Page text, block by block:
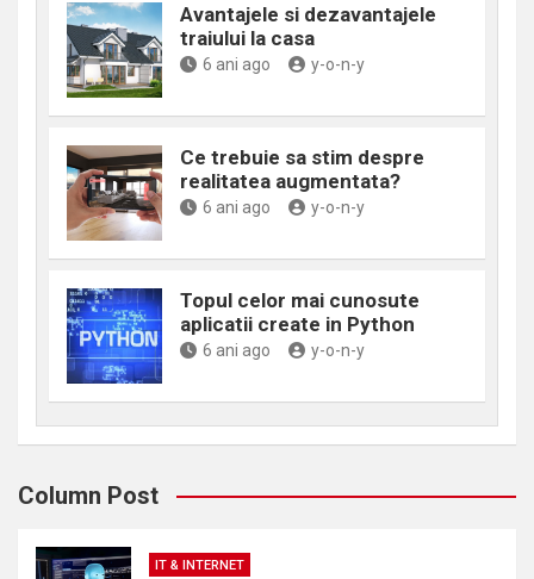
Avantajele si dezavantajele
traiului la casa
6 ani ago y-o-n-y
Ce trebuie sa stim despre
realitatea augmentata?
6 ani ago y-o-n-y
Topul celor mai cunosute
aplicatii create in Python
6 ani ago y-o-n-y
Column Post
IT & INTERNET